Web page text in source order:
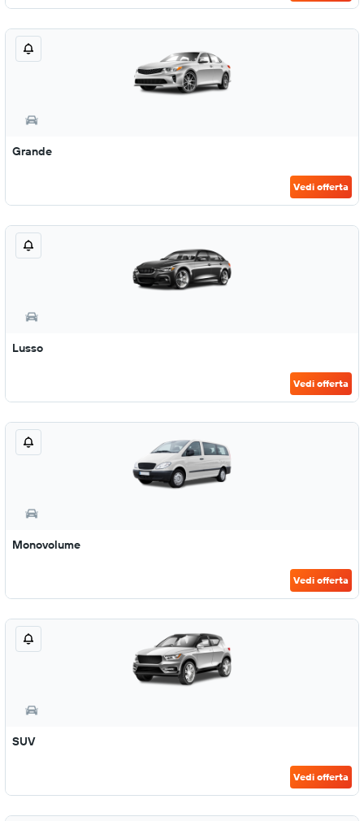
Grande
Vedi offerta
Lusso
Vedi offerta
Monovolume
Vedi offerta
SUV
Vedi offerta